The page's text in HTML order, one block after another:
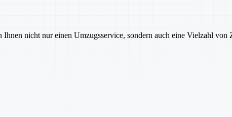
nicht nur einen Umzugsservice, sondern auch eine Vielzahl